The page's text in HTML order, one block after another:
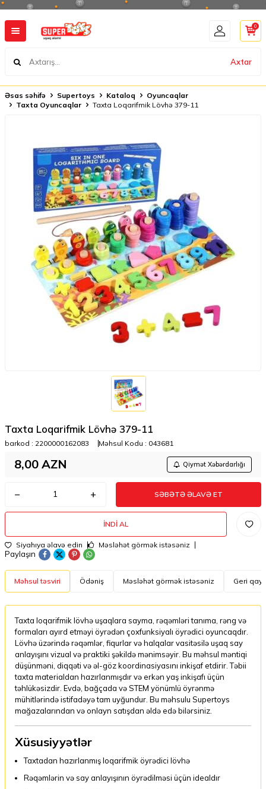
Axtar
0
Əsas səhifə Supertoys Kataloq
Oyuncaqlar
Taxta Oyuncaqlar
Taxta Loqarifmik Lövhə 379-11
Taxta Loqarifmik Lövhə 379-11
barkod : 2200000162083 Məhsul Kodu : 043681
8,00 AZN Qiymət Xəbərdarlığı
SƏBƏTƏ ƏLAVƏ ET
İNDI AL
Siyahıya əlavə edin Məsləhət görmək istəsəniz
Paylaşın
Məhsul təsviri Ödəniş Məsləhət görmək istəsəniz Geri
Taxta loqarifmik lövhə uşaqlara sayma, rəqəmləri tanıma, rəng və
formaları ayırd etməyi öyrədən çoxfunksiyalı öyrədici oyuncaqdır.
Lövhə üzərində rəqəmlər, fiqurlar və halqalar vasitəsilə uşaq say
anlayışını vizual və praktiki şəkildə mənimsəyir. Bu məhsul məntiqi
düşünməni, diqqəti və əl-göz koordinasiyasını inkişaf etdirir. Təbii
taxta materialdan hazırlanmışdır və erkən yaş inkişafı üçün
təhlükəsizdir. Evdə, bağçada və STEM yönümlü öyrənmə
mühitlərində istifadəyə tam uyğundur. Bu məhsulu Supertoys
mağazalarından və onlayn satışdan əldə edə bilərsiniz.
Xüsusiyyətlər
Taxtadan hazırlanmış loqarifmik öyrədici lövhə
Rəqəmlərin və say anlayışının öyrədilməsi üçün idealdır